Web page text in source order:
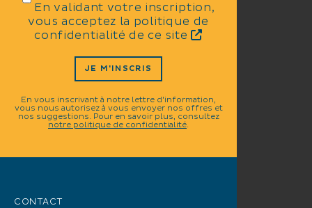
En validant votre inscription,
vous acceptez la politique de
confidentialité de ce site
JE M'INSCRIS
En vous inscrivant à notre lettre d'information,
vous nous autorisez à vous envoyer nos offres et
nos suggestions. Pour en savoir plus, consultez
notre politique de confidentialité.
CONTACT